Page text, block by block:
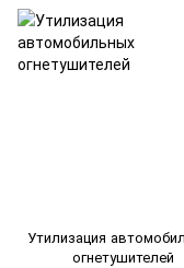
Утилизация
огнетушителей